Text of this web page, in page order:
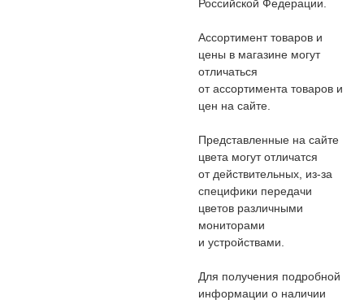
Российской Федерации.
Ассортимент товаров и
цены в магазине могут
отличаться
от ассортимента товаров и
цен на сайте.
Представленные на сайте
цвета могут отличатся
от действительных, из-за
специфики передачи
цветов различными
мониторами
и устройствами.
Для получения подробной
информации о наличии